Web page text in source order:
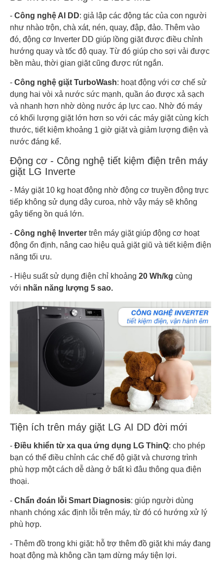
- Công nghệ AI DD: giả lập các động tác của con người
như nhào trộn, chà xát, nén, quay, đập, đảo. Thêm vào
đó, động cơ Inverter DD giúp lồng giặt được điều chỉnh
hướng quay và tốc độ quay. Từ đó giúp cho sợi vải được
bền màu, thời gian giặt cũng được rút ngắn.
- Công nghệ giặt TurboWash: hoạt động với cơ chế sử
dụng hai vòi xả nước sức mạnh, quần áo được xả sạch
và nhanh hơn nhờ dòng nước áp lực cao. Nhờ đó máy
có khối lượng giặt lớn hơn so với các máy giặt cùng kích
thước, tiết kiệm khoảng 1 giờ giặt và giảm lượng điện và
nước đáng kể.
Động cơ - Công nghệ tiết kiệm điện trên máy
giặt LG Inverte
- Máy giặt 10 kg hoạt động nhờ động cơ truyền động trực
tiếp không sử dụng dây curoa, nhờ vậy máy sẽ không
gây tiếng ồn quá lớn.
- Công nghệ Inverter trên máy giặt giúp động cơ hoạt
động ổn định, nâng cao hiệu quả giặt giũ và tiết kiệm điện
năng tối ưu.
- Hiệu suất sử dụng điện chỉ khoảng 20 Wh/kg cùng
với nhãn năng lượng 5 sao.
Tiện ích trên máy giặt LG AI DD đời mới
- Điều khiển từ xa qua ứng dụng LG ThinQ: cho phép
bạn có thể điều chỉnh các chế độ giặt và chương trình
phù hợp một cách dễ dàng ở bất kì đâu thông qua điện
thoại.
- Chẩn đoán lỗi Smart Diagnosis: giúp người dùng
nhanh chóng xác định lỗi trên máy, từ đó có hướng xử lý
phù hợp.
- Thêm đồ trong khi giặt: hỗ trợ thêm đồ giặt khi máy đang
hoạt động mà không cần tạm dừng máy tiện lợi.